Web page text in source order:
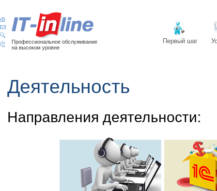
Профессиональное обслуживание
на высоком уровне
Первый шаг
Деятельность
Направления деятельности: